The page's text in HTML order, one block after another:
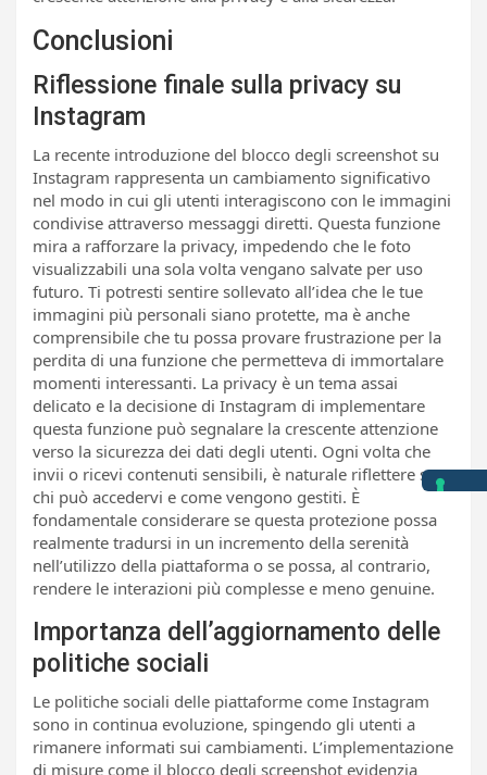
Conclusioni
Riflessione finale sulla privacy su
Instagram
La recente introduzione del blocco degli screenshot su
Instagram rappresenta un cambiamento significativo
nel modo in cui gli utenti interagiscono con le immagini
condivise attraverso messaggi diretti. Questa funzione
mira a rafforzare la privacy, impedendo che le foto
visualizzabili una sola volta vengano salvate per uso
futuro. Ti potresti sentire sollevato all’idea che le tue
immagini più personali siano protette, ma è anche
comprensibile che tu possa provare frustrazione per la
perdita di una funzione che permetteva di immortalare
momenti interessanti. La privacy è un tema assai
delicato e la decisione di Instagram di implementare
questa funzione può segnalare la crescente attenzione
verso la sicurezza dei dati degli utenti. Ogni volta che
invii o ricevi contenuti sensibili, è naturale riflettere su
chi può accedervi e come vengono gestiti. È
fondamentale considerare se questa protezione possa
realmente tradursi in un incremento della serenità
nell’utilizzo della piattaforma o se possa, al contrario,
rendere le interazioni più complesse e meno genuine.
Importanza dell’aggiornamento delle
politiche sociali
Le politiche sociali delle piattaforme come Instagram
sono in continua evoluzione, spingendo gli utenti a
rimanere informati sui cambiamenti. L’implementazione
di misure come il blocco degli screenshot evidenzia